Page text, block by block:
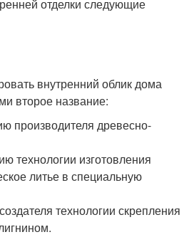
отделки следующие
внутренний облик дома
второе название:
производителя древесно-
технологии изготовления
литье в специальную
технологии скрепления